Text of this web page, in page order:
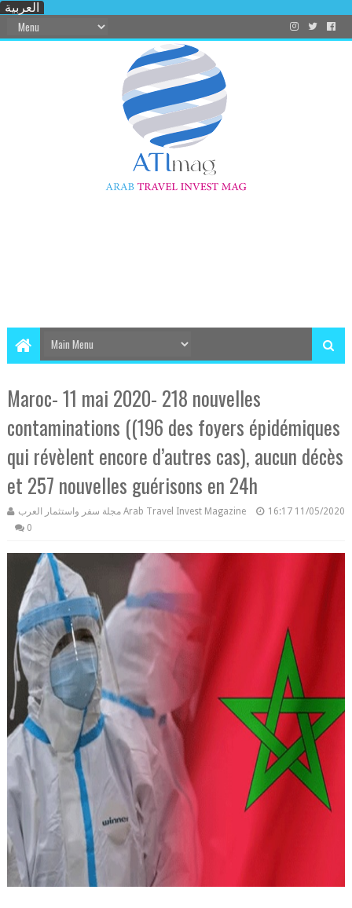
العربية
Maroc- 11 mai 2020- 218 nouvelles
contaminations ((196 des foyers épidémiques
qui révèlent encore d’autres cas), aucun décès
et 257 nouvelles guérisons en 24h
مجلة سفر واستثمار العرب Arab Travel Invest Magazine 16:17 11/05/2020
0